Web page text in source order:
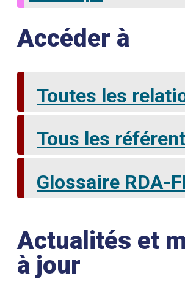
Accéder à
Toutes les
Tous les
Glossaire RDA-
Actualités et
à jour